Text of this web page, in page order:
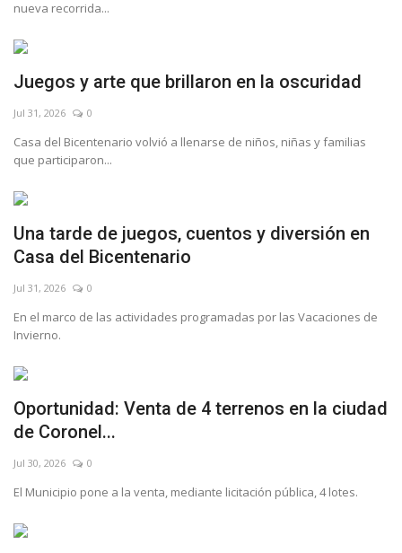
nueva recorrida...
Juegos y arte que brillaron en la oscuridad
Jul 31, 2026 0
Casa del Bicentenario volvió a llenarse de niños, niñas y familias
que participaron...
Una tarde de juegos, cuentos y diversión en
Casa del Bicentenario
Jul 31, 2026 0
En el marco de las actividades programadas por las Vacaciones de
Invierno.
Oportunidad: Venta de 4 terrenos en la ciudad
de Coronel...
Jul 30, 2026 0
El Municipio pone a la venta, mediante licitación pública, 4 lotes.